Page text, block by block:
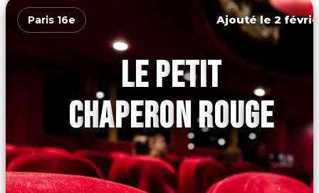
Paris 16e Ajouté le 2
LE PETIT
CHAPERON ROUGE